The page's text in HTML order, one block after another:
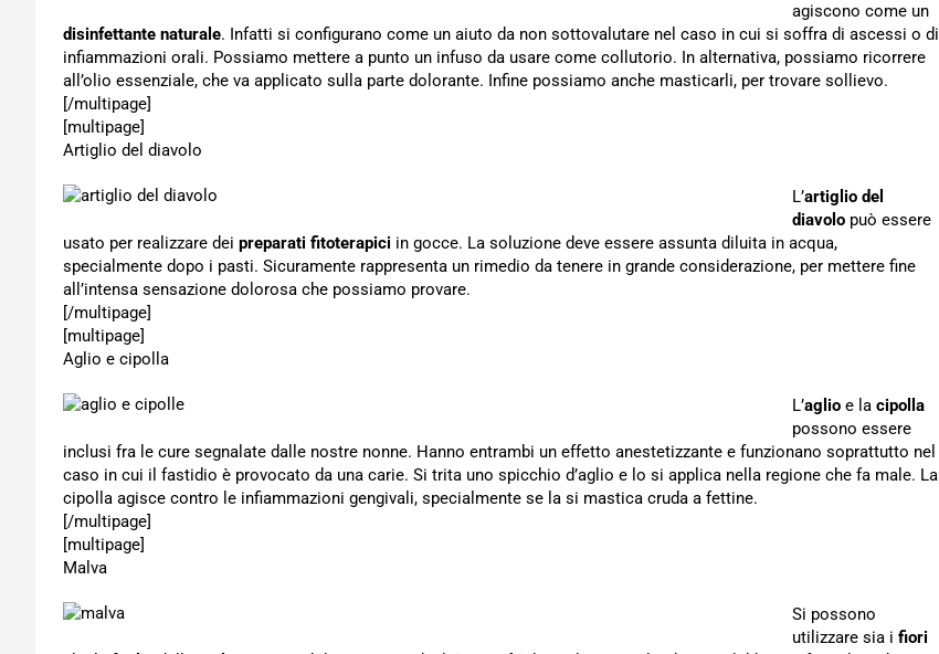
agiscono come un
disinfettante naturale. Infatti si configurano come un aiuto da non sottovalutare nel caso in cui si soffra di ascessi o di
infiammazioni orali. Possiamo mettere a punto un infuso da usare come collutorio. In alternativa, possiamo ricorrere
all’olio essenziale, che va applicato sulla parte dolorante. Infine possiamo anche masticarli, per trovare sollievo.
[/multipage]
[multipage]
Artiglio del diavolo
L’artiglio del
diavolo può essere
usato per realizzare dei preparati fitoterapici in gocce. La soluzione deve essere assunta diluita in acqua,
specialmente dopo i pasti. Sicuramente rappresenta un rimedio da tenere in grande considerazione, per mettere fine
all’intensa sensazione dolorosa che possiamo provare.
[/multipage]
[multipage]
Aglio e cipolla
L’aglio e la cipolla
possono essere
inclusi fra le cure segnalate dalle nostre nonne. Hanno entrambi un effetto anestetizzante e funzionano soprattutto nel
caso in cui il fastidio è provocato da una carie. Si trita uno spicchio d’aglio e lo si applica nella regione che fa male. La
cipolla agisce contro le infiammazioni gengivali, specialmente se la si mastica cruda a fettine.
[/multipage]
[multipage]
Malva
Si possono
utilizzare sia i fiori